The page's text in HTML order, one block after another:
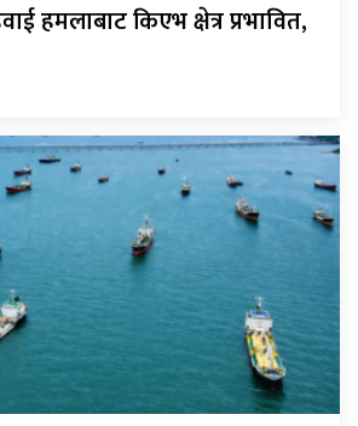
हमलाबाट किएभ क्षेत्र प्रभावित,